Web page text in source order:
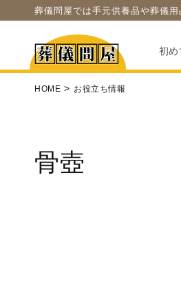
ンツに
葬儀問屋では手元供養品や葬儀
初め
HOME お役立ち情報
骨壺